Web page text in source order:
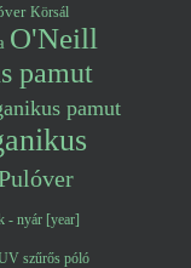
Körsál
O'Neill
pamut
pamut
- nyár [year]
szűrős póló